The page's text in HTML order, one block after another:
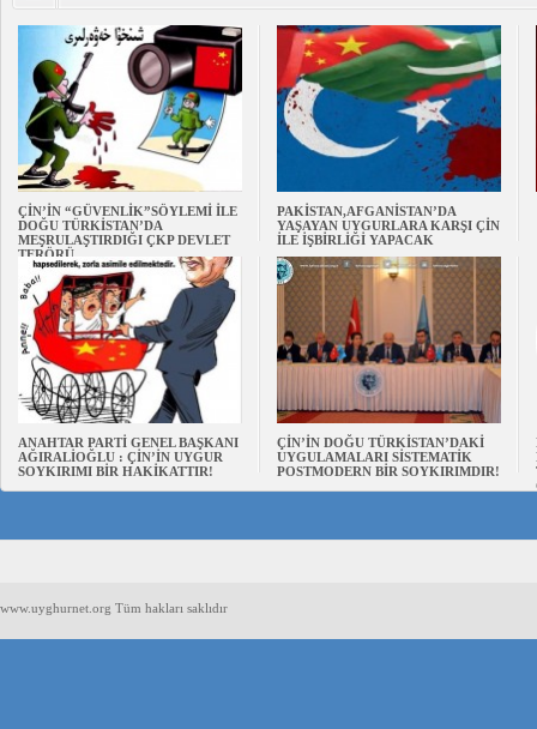
ÇİN’İN “GÜVENLİK”SÖYLEMİ İLE
DOĞU TÜRKİSTAN’DA
MEŞRULAŞTIRDIĞI ÇKP DEVLET
TERÖRÜ
PAKİSTAN,AFGANİSTAN’DA
YAŞAYAN UYGURLARA KARŞI ÇİN
İLE İŞBİRLİĞİ YAPACAK
ANAHTAR PARTİ GENEL BAŞKANI
AĞIRALİOĞLU : ÇİN’İN UYGUR
SOYKIRIMI BİR HAKİKATTIR!
ÇİN’İN DOĞU TÜRKİSTAN’DAKİ
UYGULAMALARI SİSTEMATİK
POSTMODERN BİR SOYKIRIMDIR!
www.uyghurnet.org Tüm hakları saklıdır